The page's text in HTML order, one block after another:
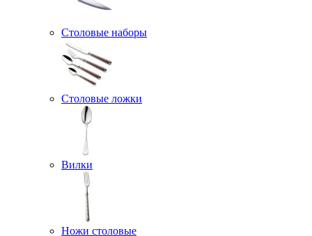
Столовые наборы
Столовые ложки
Вилки
Ножи столовые